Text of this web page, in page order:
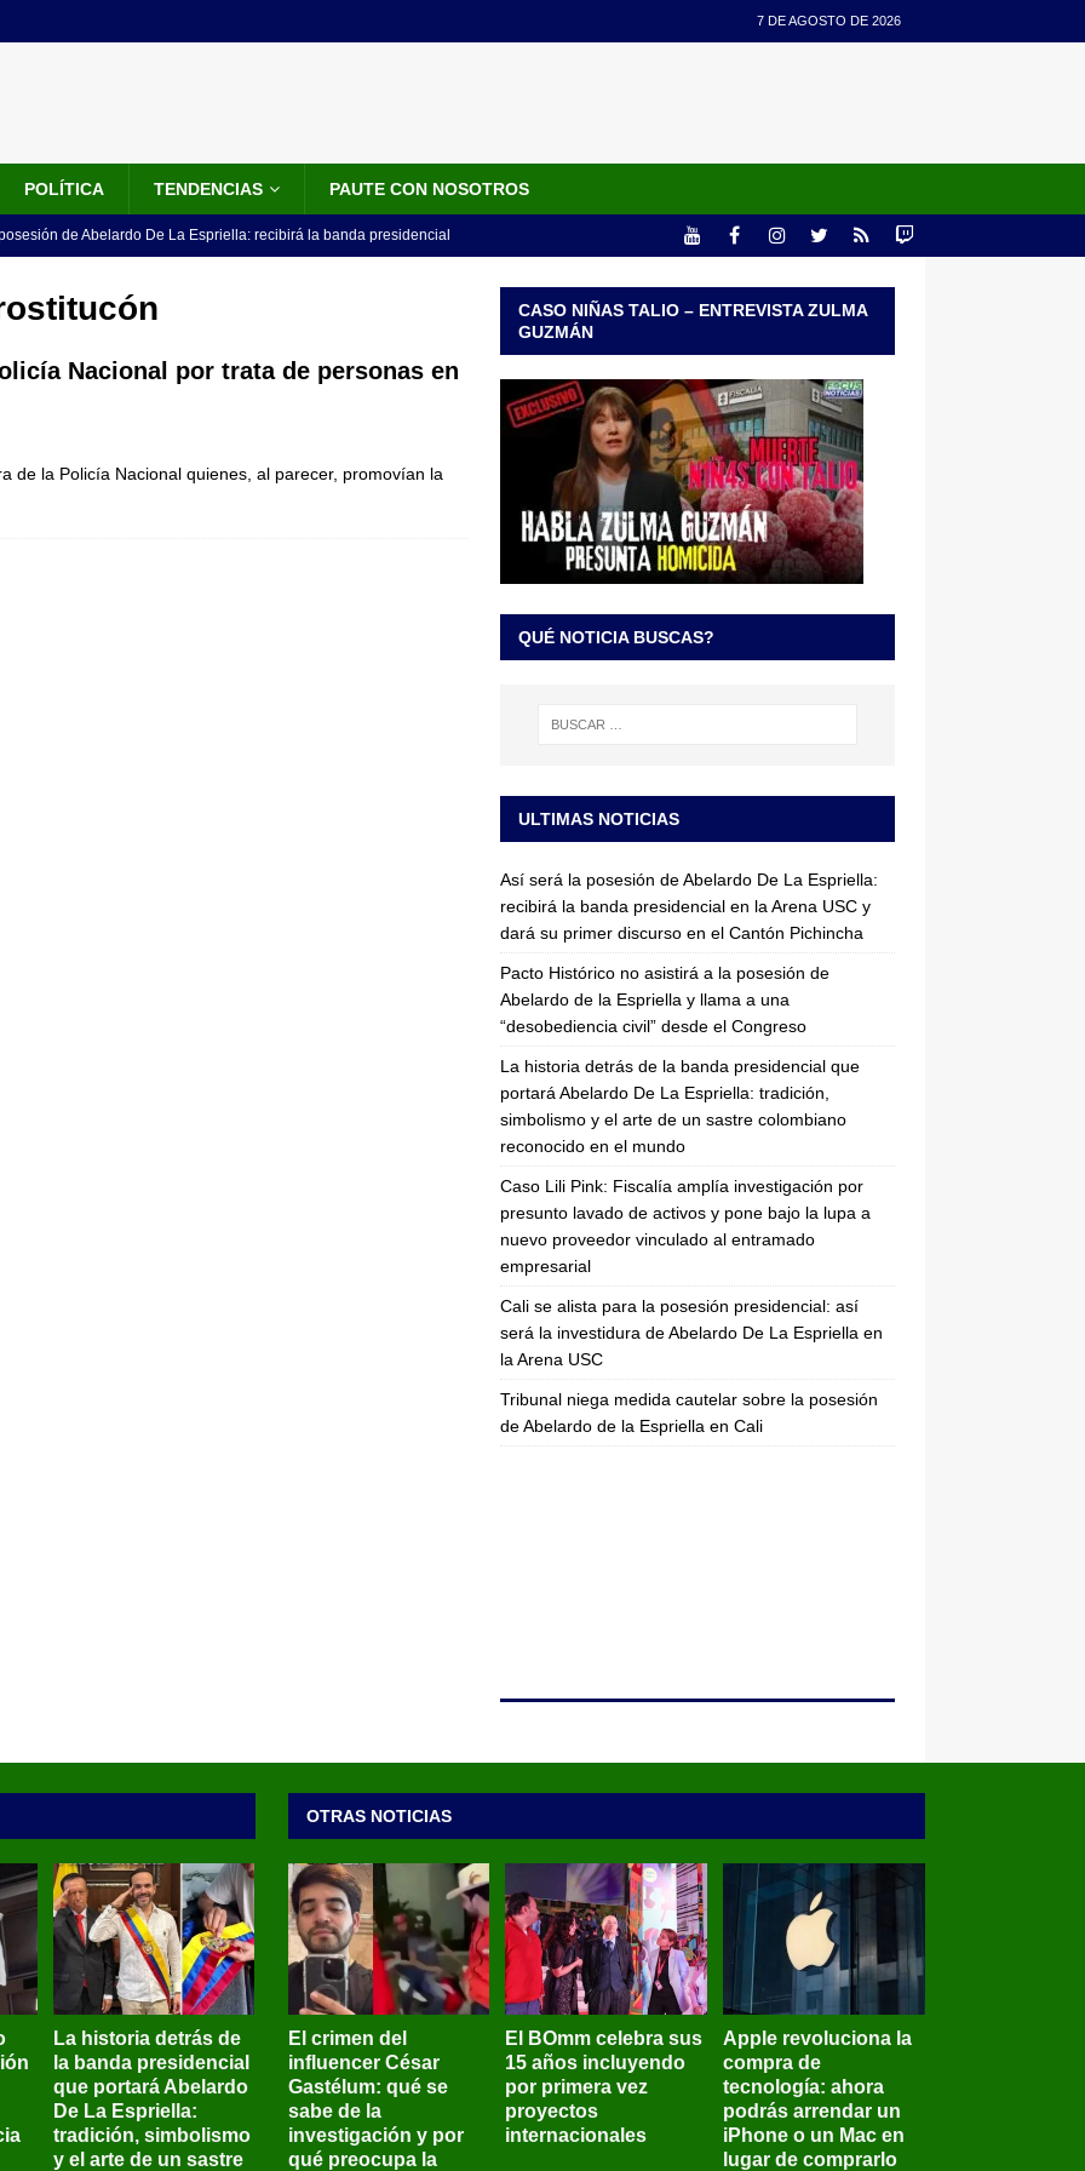
7 DE AGOSTO DE 2026
POLÍTICA TENDENCIAS PAUTE CON NOSOTROS
de Abelardo De La Espriella: recibirá la banda presidencial
no asistirá a la posesión de Abelardo de la Espriella y llama a
LO ÚLTIMO
de un sastre colombiano reconocido en el mundo
Nacional por trata de personas en
de la Policía Nacional quienes, al parecer, promovían la
CASO NIÑAS TALIO – ENTREVISTA ZULMA
GUZMÁN
QUÉ NOTICIA BUSCAS?
ULTIMAS NOTICIAS
Así será la posesión de Abelardo De La Espriella:
recibirá la banda presidencial en la Arena USC y
dará su primer discurso en el Cantón Pichincha
Pacto Histórico no asistirá a la posesión de
Abelardo de la Espriella y llama a una
“desobediencia civil” desde el Congreso
La historia detrás de la banda presidencial que
portará Abelardo De La Espriella: tradición,
simbolismo y el arte de un sastre colombiano
reconocido en el mundo
Caso Lili Pink: Fiscalía amplía investigación por
presunto lavado de activos y pone bajo la lupa a
nuevo proveedor vinculado al entramado
empresarial
Cali se alista para la posesión presidencial: así
será la investidura de Abelardo De La Espriella en
la Arena USC
Tribunal niega medida cautelar sobre la posesión
de Abelardo de la Espriella en Cali
La historia detrás de
la banda presidencial
que portará Abelardo
De La Espriella:
tradición, simbolismo
y el arte de un sastre
OTRAS NOTICIAS
El crimen del
influencer César
Gastélum: qué se
sabe de la
investigación y por
qué preocupa la
El BOmm celebra sus
15 años incluyendo
por primera vez
proyectos
internacionales
Apple revoluciona la
compra de
tecnología: ahora
podrás arrendar un
iPhone o un Mac en
lugar de comprarlo